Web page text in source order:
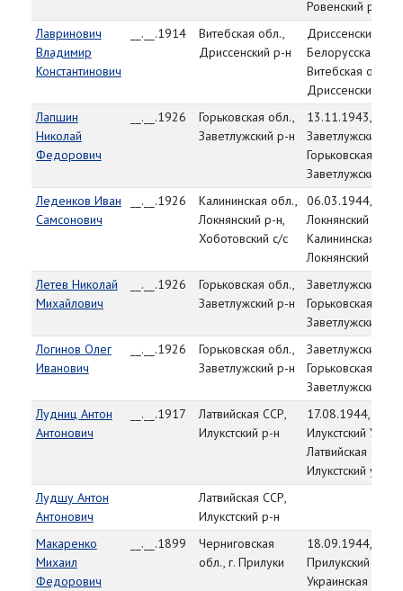
Ровенский р-н
Лавринович
Владимир
Константинович
__.__.1914
Витебская обл.,
Дриссенский р-н
Дриссенский
Белорусская
Витебская обл.,
Дриссенский р-н
Лапшин
Николай
Федорович
__.__.1926
Горьковская обл.,
Заветлужский р-н
13.11.1943,
Заветлужский
Горьковская обл.,
Заветлужский р-н
Леденков Иван
Самсонович
__.__.1926
Калининская обл.,
Локнянский р-н,
Хоботовский с/с
06.03.1944,
Локнянский РВК,
Калининская
Локнянский р-н
Летев Николай
Михайлович
__.__.1926
Горьковская обл.,
Заветлужский р-н
Заветлужский
Горьковская обл.,
Заветлужский р-н
Логинов Олег
Иванович
__.__.1926
Горьковская обл.,
Заветлужский р-н
Заветлужский
Горьковская обл.,
Заветлужский р-н
Лудниц Антон
Антонович
__.__.1917
Латвийская ССР,
Илукстский р-н
17.08.1944,
Илукстский УВК,
Латвийская ССР,
Илукстский уезд
Лудшу Антон
Антонович
Латвийская ССР,
Илукстский р-н
Макаренко
Михаил
Федорович
__.__.1899
Черниговская
обл., г. Прилуки
18.09.1944,
Прилукский РВК,
Украинская ССР,